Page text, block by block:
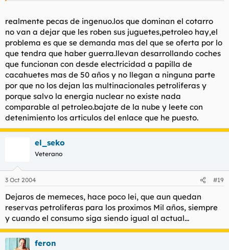
como el anterior posteador eso de que ya inventaran algo
confianza en el sistema que nos gobierna que roza la
demencia.
Me temo que se equivoca usted...mi fuerte no es desde luego
la gramatica caballero, es mas suelo cometer bastantes fallos
en ese campo, en cuanto al problema energetico, le informo de
que varios proyectos se estan llevando a cabo para que la
escasez de petroleo no sea un problema demasiado
grande,desde coches solares, electricos etc...e incluso lei ayer
mismo en una revista que Toyota desarrolla un coche que
obtiene su combustible del aire, mezclando oxigeno
atmosferico con hidrogeno de tanques propios del coche para
producir electricidad.
intentare sacar mas informacion sobre este proyecto en
concreto que me parecio de lo ams interesante.
un saludo foreros
realmente pecas de ingenuo.los que dominan el cotarro
no van a dejar que les roben sus juguetes,petroleo hay,el
problema es que se demanda mas del que se oferta por lo
que tendra que haber guerra.llevan desarrollando coches
que funcionan con desde electricidad a papilla de
cacahuetes mas de 50 años y no llegan a ninguna parte
por que no los dejan las multinacionales petroliferas y
porque salvo la energia nuclear no existe nada
comparable al petroleo.bajate de la nube y leete con
detenimiento los articulos del enlace que he puesto.
el_seko
Veterano
3 Oct 2004 #19
Dejaros de memeces, hace poco lei, que aun quedan
reservas petroliferas para los proximos Mil años, siempre
y cuando el consumo siga siendo igual al actual...
feron